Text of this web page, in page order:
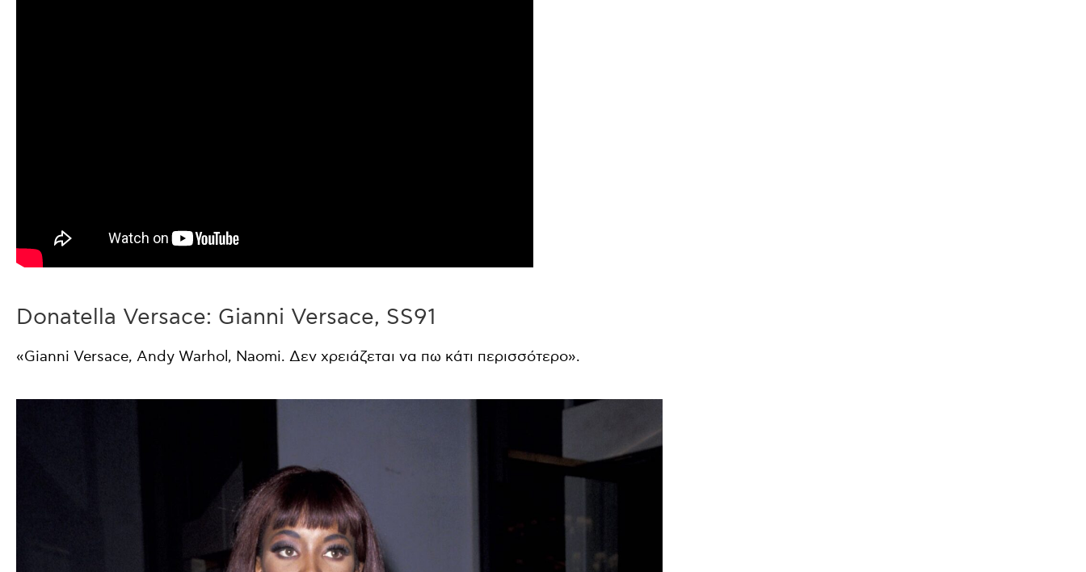
Donatella Versace: Gianni Versace, SS91
«Gianni Versace, Andy Warhol, Naomi. Δεν χρειάζεται να πω κάτι περισσότερο».